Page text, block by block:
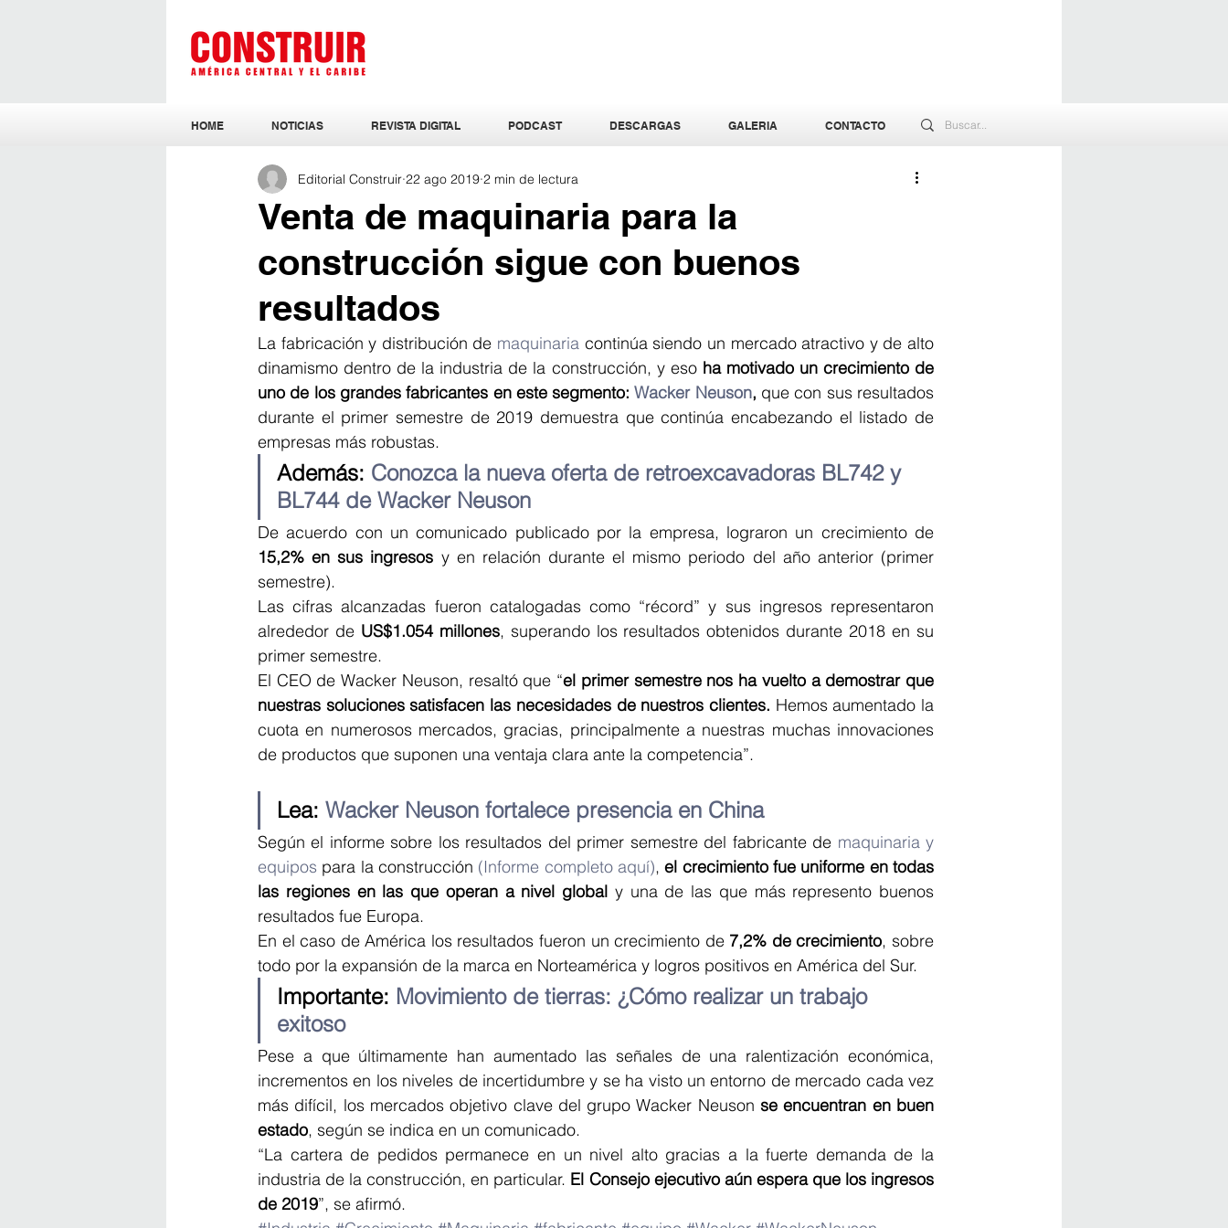
HOME NOTICIAS REVISTA DIGITAL PODCAST DESCARGAS GALERIA CONTACTO
Venta de maquinaria para la
construcción sigue con buenos
resultados
Editorial Construir 22 ago 2019 2 min de lectura
La fabricación y distribución de maquinaria continúa siendo un mercado atractivo y de alto
dinamismo dentro de la industria de la construcción, y eso ha motivado un crecimiento de
uno de los grandes fabricantes en este segmento: Wacker Neuson, que con sus resultados
durante el primer semestre de 2019 demuestra que continúa encabezando el listado de
empresas más robustas.
Además: Conozca la nueva oferta de retroexcavadoras BL742 y
BL744 de Wacker Neuson
15,2% en sus ingresos y en relación durante el mismo periodo del año anterior (primer
semestre).
Las cifras alcanzadas fueron catalogadas como “récord” y sus ingresos representaron
alrededor de US$1.054 millones, superando los resultados obtenidos durante 2018 en su
primer semestre.
El CEO de Wacker Neuson, resaltó que “el primer semestre nos ha vuelto a demostrar que
nuestras soluciones satisfacen las necesidades de nuestros clientes. Hemos aumentado la
cuota en numerosos mercados, gracias, principalmente a nuestras muchas innovaciones
de productos que suponen una ventaja clara ante la competencia”.
Lea: Wacker Neuson fortalece presencia en China
Según el informe sobre los resultados del primer semestre del fabricante de maquinaria y
equipos para la construcción (Informe completo aquí), el crecimiento fue uniforme en todas
las regiones en las que operan a nivel global y una de las que más represento buenos
resultados fue Europa.
En el caso de América los resultados fueron un crecimiento de 7,2% de crecimiento, sobre
todo por la expansión de la marca en Norteamérica y logros positivos en América del Sur.
Importante: Movimiento de tierras: ¿Cómo realizar un trabajo
exitoso
Pese a que últimamente han aumentado las señales de una ralentización económica,
incrementos en los niveles de incertidumbre y se ha visto un entorno de mercado cada vez
más difícil, los mercados objetivo clave del grupo Wacker Neuson se encuentran en buen
estado, según se indica en un comunicado.
“La cartera de pedidos permanece en un nivel alto gracias a la fuerte demanda de la
industria de la construcción, en particular. El Consejo ejecutivo aún espera que los ingresos
de 2019”, se afirmó.